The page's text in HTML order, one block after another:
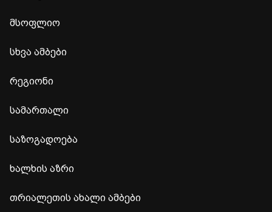
მსოფლიო
სხვა ამბები
რეგიონი
სამართალი
საზოგადოება
ხალხის აზრი
თრიალეთის ახალი ამბები